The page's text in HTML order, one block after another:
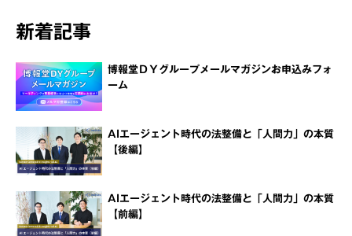
新着記事
博報堂ＤＹグループメールマガジンお申込みフォ
ーム
AIエージェント時代の法整備と「人間力」の本質
【後編】
AIエージェント時代の法整備と「人間力」の本質
【前編】